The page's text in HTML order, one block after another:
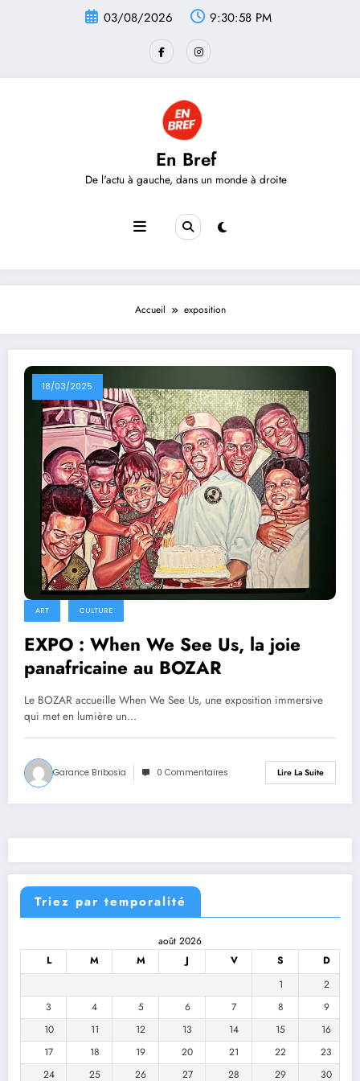
03/08/2026 9:30:58 PM
En Bref
De l'actu à gauche, dans un monde à droite
Accueil exposition
18/03/2025
ART CULTURE
EXPO : When We See Us, la joie
panafricaine au BOZAR
Le BOZAR accueille When We See Us, une exposition immersive
qui met en lumière un…
Garance Bribosia 0 Commentaires Lire La Suite
Triez par temporalité
août 2026
L
M M J V S
D
1
2
3
4 5 6 7 8
9
10
11 12 13 14 15
16
17
18 19 20 21 22
23
24
25 26 27 28 29 30